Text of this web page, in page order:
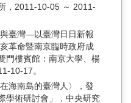
，2011-10-05 ～ 2011-
臺灣—以臺灣日日新報
革命暨南京臨時政府成
門樓賓館：南京大學、楊
10-17。
海南島的臺灣人〉，發
學術研討會」，中央研究